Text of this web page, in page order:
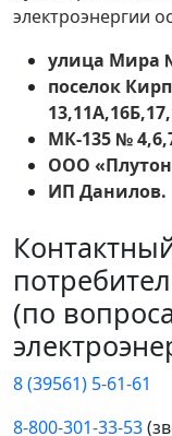
электроэнергии
улица Мира
поселок
МК-135 №
ООО
ИП Данилов.
(по
8 (39561) 5-61-61
8-800-301-33-53